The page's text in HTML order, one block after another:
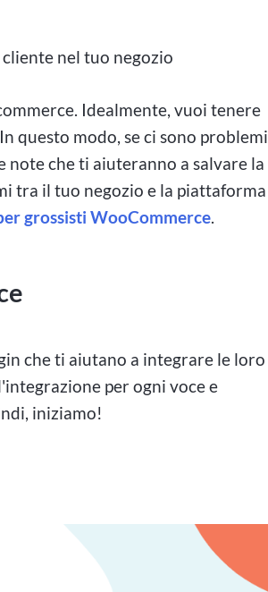
è alta, le emozioni sono reali e
gioco in Canada
scommesse ad alta posta in
che offrono sale VIP esclusive
ai casinò tradizionali. Anche le
giocatori d'azzardo che cercano
vasta gamma di giochi, dai
una scelta preferita per molti
ad alta posta in gioco in
i rischi connessi, stabilire dei
nel tuo negozio
Idealmente, vuoi tenere
questo modo, se ci sono problemi
note che ti aiuteranno a salvare la
tra il tuo negozio e la piattaforma
grossisti WooCommerce.
che ti aiutano a integrare le loro
per ogni voce e
iniziamo!